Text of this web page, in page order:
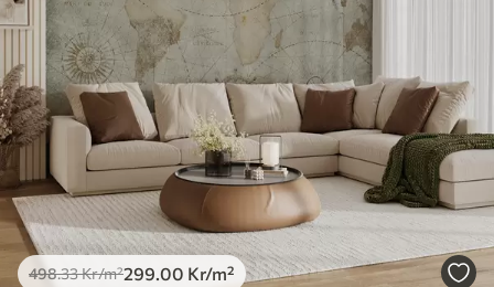
498.33Kr/m²299.00 Kr/m²